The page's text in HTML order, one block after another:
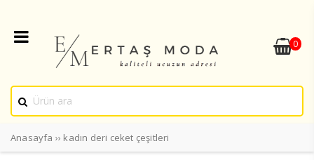
0
Anasayfa ›› kadın deri ceket çeşitleri